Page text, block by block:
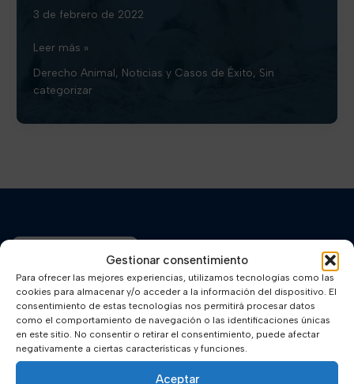
Gestionar consentimiento
Para ofrecer las mejores experiencias, utilizamos tecnologías como las
cookies para almacenar y/o acceder a la información del dispositivo. El
consentimiento de estas tecnologías nos permitirá procesar datos
como el comportamiento de navegación o las identificaciones únicas
en este sitio. No consentir o retirar el consentimiento, puede afectar
negativamente a ciertas características y funciones.
Aceptar
3 de febrero de 2022
Ley
Protección
y
necesario
que
las
mascotas
dejan
de
Leer más »
Derecho Animal, Noticias y Casos de Éxito, Sin
categorizar
Nuestro Equipo